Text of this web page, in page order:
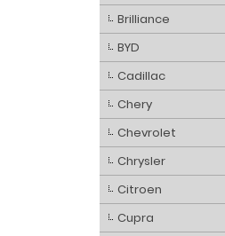
Brilliance
BYD
Cadillac
Chery
Chevrolet
Chrysler
Citroen
Cupra